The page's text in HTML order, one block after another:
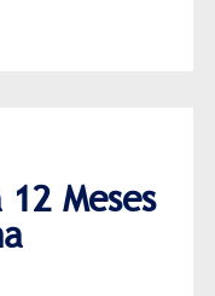
Meses